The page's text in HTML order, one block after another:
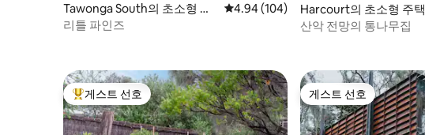
Tawonga South의 초소형 주
택
평점 4.94점(5점 만점), 후기 104개
4.94 (104)
리틀 파인즈
Harcourt의 초소형 주택
산악 전망의 통나무집
상위 게스트 선호
게스트 선호 게스트 선호
게스트 선호